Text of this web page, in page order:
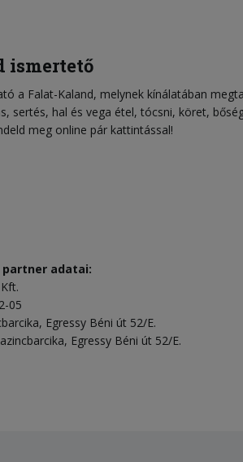
ismertető
a Falat-Kaland, melynek kínálatában
sertés, hal és vega étel, tócsni, köret,
meg online pár kattintással!
adatai:
05
Egressy Béni út 52/E.
Egressy Béni út 52/E.